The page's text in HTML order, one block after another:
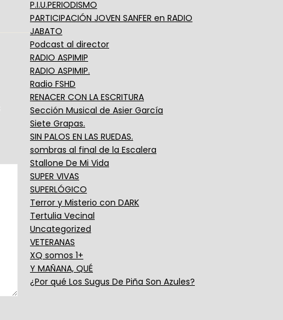
P.I.U.PERIODISMO
PARTICIPACIÓN JOVEN SANFER en RADIO
JABATO
Podcast al director
RADIO ASPIMIP
RADIO ASPIMIP.
Radio FSHD
RENACER CON LA ESCRITURA
Sección Musical de Asier García
Siete Grapas.
SIN PALOS EN LAS RUEDAS.
sombras al final de la Escalera
Stallone De Mi Vida
SUPER VIVAS
SUPERLÓGICO
Terror y Misterio con DARK
Tertulia Vecinal
Uncategorized
VETERANAS
XQ somos 1+
Y MAÑANA, QUÉ
¿Por qué Los Sugus De Piña Son Azules?